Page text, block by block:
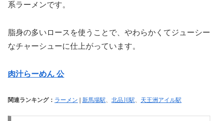
系ラーメンです。
脂身の多いロースを使うことで、やわらかくてジューシー
なチャーシューに仕上がっています。
肉汁らーめん 公
関連ランキング： ラーメン | 新馬場駅 北品川駅 天王洲アイル駅